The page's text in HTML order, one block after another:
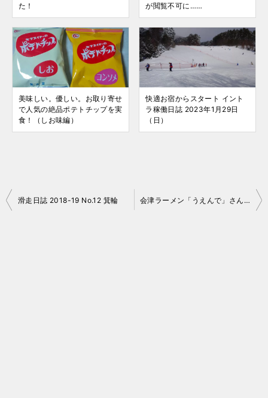
た！
が閲覧不可に……
美味しい。優しい。お取り寄せ
で人気の絶品ポテトチップを実
食！（しお味編）
快適お宿からスタート イント
ラ稼働日誌 2023年1月29日
（日）
投
滑走日誌 2018-19 No.12 箕輪 会津ラーメン「うえんで」さん in 柏タカシマヤ